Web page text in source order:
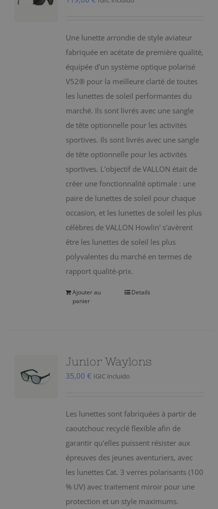
Une lunette arrondie de style aviateur
fabriquée en acétate de première qualité,
équipée d'un système optique polarisé
V52® pour la meilleure clarté de toutes
les lunettes de soleil performantes du
marché. Ils sont livrés avec une sangle
de tête optionnelle pour les activités
sportives. Ils sont livrés avec une sangle
de tête optionnelle pour les activités
sportives. L'objectif de VALLON était de
créer une fonctionnalité optimale : une
paire de lunettes de soleil pour chaque
occasion, et les lunettes de soleil les plus
célèbres de VALLON Howlin' s'avèrent
être les lunettes de soleil les plus
polyvalentes du marché en termes de
rapport qualité-prix.
Ajouter au
panier
Details
Junior Waylons
35,00 € IGIC incluido
Les lunettes sont fabriquées à partir de
caoutchouc recyclé flexible afin de
garantir qu'elles puissent résister aux
épreuves des jeunes aventuriers, avec
les lunettes Cat. 3 verres polarisants (100
% UV) avec traitement miroir pour une
protection et un style maximums.